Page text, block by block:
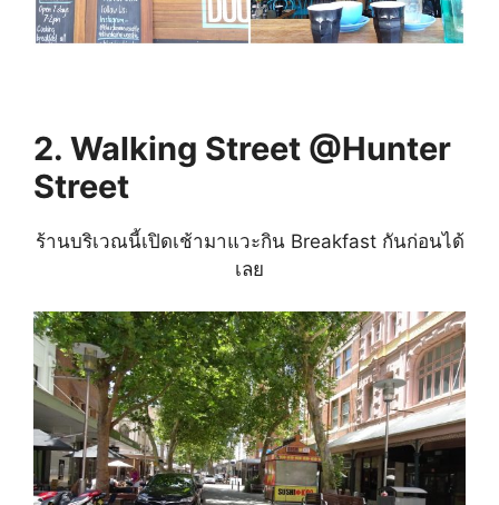
2. Walking Street @Hunter
Street
ร้านบริเวณนี้เปิดเช้ามาแวะกิน Breakfast กันก่อนได้
เลย